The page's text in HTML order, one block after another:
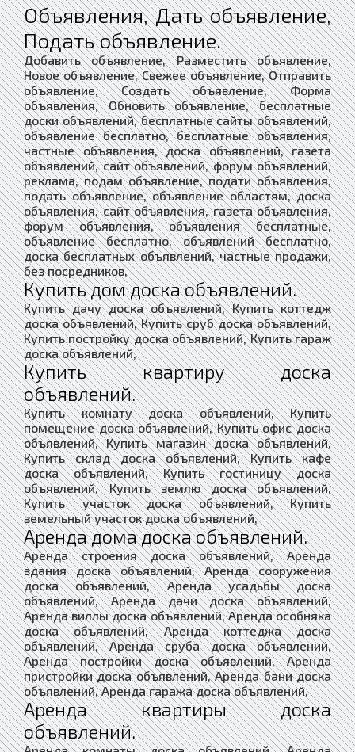
Объявления, Дать объявление,
Подать объявление.
Добавить объявление, Разместить объявление,
Новое объявление, Свежее объявление, Отправить
объявление, Создать объявление, Форма
объявления, Обновить объявление, бесплатные
доски объявлений, бесплатные сайты объявлений,
объявление бесплатно, бесплатные объявления,
частные объявления, доска объявлений, газета
объявлений, сайт объявлений, форум объявлений,
реклама, подам объявление, подати объявления,
подать объявление, объявление областям, доска
объявления, сайт объявления, газета объявления,
форум объявления, объявления бесплатные,
объявление бесплатно, объявлений бесплатно,
доска бесплатных объявлений, частные продажи,
без посредников,
Купить дом доска объявлений.
Купить дачу доска объявлений, Купить коттедж
доска объявлений, Купить сруб доска объявлений,
Купить постройку доска объявлений, Купить гараж
доска объявлений,
Купить квартиру доска
объявлений.
Купить комнату доска объявлений, Купить
помещение доска объявлений, Купить офис доска
объявлений, Купить магазин доска объявлений,
Купить склад доска объявлений, Купить кафе
доска объявлений, Купить гостиницу доска
объявлений, Купить землю доска объявлений,
Купить участок доска объявлений, Купить
земельный участок доска объявлений,
Аренда дома доска объявлений.
Аренда строения доска объявлений, Аренда
здания доска объявлений, Аренда сооружения
доска объявлений, Аренда усадьбы доска
объявлений, Аренда дачи доска объявлений,
Аренда виллы доска объявлений, Аренда особняка
доска объявлений, Аренда коттеджа доска
объявлений, Аренда сруба доска объявлений,
Аренда постройки доска объявлений, Аренда
пристройки доска объявлений, Аренда бани доска
объявлений, Аренда гаража доска объявлений,
Аренда квартиры доска
объявлений.